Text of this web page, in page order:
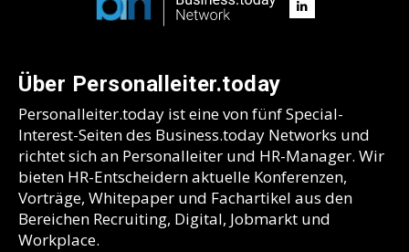
Über Personalleiter.today
Personalleiter.today ist eine von fünf Special-
Interest-Seiten des Business.today Networks und
richtet sich an Personalleiter und HR-Manager. Wir
bieten HR-Entscheidern aktuelle Konferenzen,
Vorträge, Whitepaper und Fachartikel aus den
Bereichen Recruiting, Digital, Jobmarkt und
Workplace.